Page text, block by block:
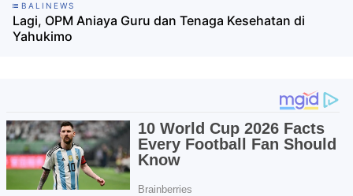
BALINEWS
Lagi, OPM Aniaya Guru dan Tenaga Kesehatan di
Yahukimo